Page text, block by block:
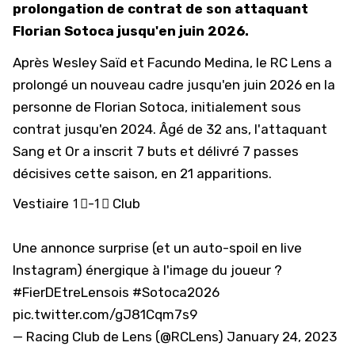
prolongation de contrat de son attaquant
Florian Sotoca jusqu'en juin 2026.
Après Wesley Saïd et Facundo Medina, le RC Lens a
prolongé un nouveau cadre jusqu'en juin 2026 en la
personne de Florian Sotoca, initialement sous
contrat jusqu'en 2024. Âgé de 32 ans, l'attaquant
Sang et Or a inscrit 7 buts et délivré 7 passes
décisives cette saison, en 21 apparitions.
Vestiaire 1⃣-1⃣ Club
Une annonce surprise (et un auto-spoil en live
Instagram) énergique à l'image du joueur ?
#FierDEtreLensois #Sotoca2026
pic.twitter.com/gJ81Cqm7s9
— Racing Club de Lens (@RCLens) January 24, 2023